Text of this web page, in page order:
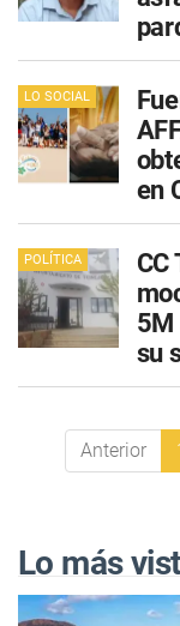
LO SOCIAL
en
POLÍTICA
CC
5M
su
Anterior
Lo más